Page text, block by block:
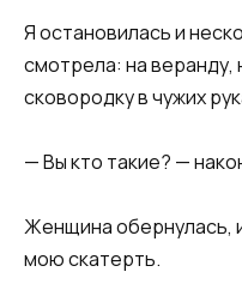
Я остановилась и
смотрела: на веранду,
сковородку в чужих
— Вы кто такие? —
Женщина обернулась,
мою скатерть.